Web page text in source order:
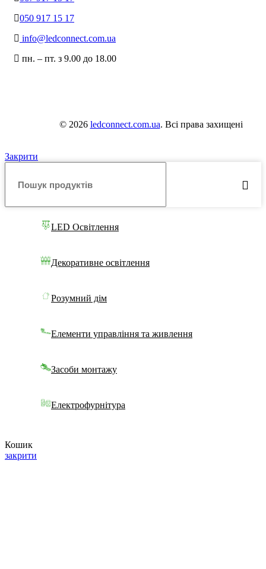
050 917 15 17
info@ledconnect.com.ua
пн. – пт. з 9.00 до 18.00
© 2026 ledconnect.com.ua. Всі права захищені
Закрити
LED Освітлення
Декоративне освітлення
Розумний дім
Елементи управління та живлення
Засоби монтажу
Електрофурнітура
Кошик
закрити